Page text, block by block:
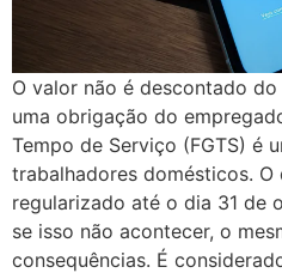
O valor não é descontado
uma obrigação do
Tempo de Serviço (FGTS) é
trabalhadores domésticos.
regularizado até o dia 31 de
se isso não acontecer, o
consequências. É